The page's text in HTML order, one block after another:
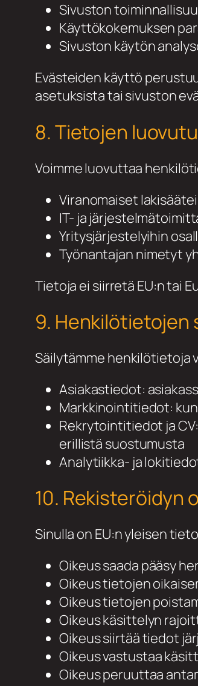
Sivuston
Käyttökokemuksen
Sivuston käytön
Evästeiden käyttö
asetuksista tai sivuston
8. Tietojen
Voimme luovuttaa
Viranomaiset
IT- ja
Yritysjärjestelyihin
Työnantajan nimetyt
Tietoja ei siirretä EU:n tai
9. Henkilötietojen
Säilytämme henkilötietoja
Asiakastiedot:
Markkinointitiedot:
Rekrytointitiedot ja
erillistä suostumusta
Analytiikka- ja
10. Rekisteröidyn
Sinulla on EU:n yleisen
Oikeus saada pääsy
Oikeus tietojen
Oikeus tietojen
Oikeus käsittelyn
Oikeus siirtää tiedot
Oikeus vastustaa
Oikeus peruuttaa